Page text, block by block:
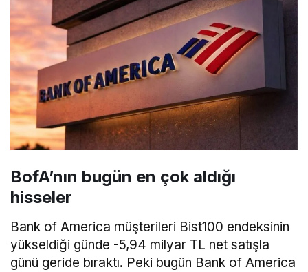
BofA’nın bugün en çok aldığı
hisseler
Bank of America müşterileri Bist100 endeksinin
yükseldiği günde -5,94 milyar TL net satışla
günü geride bıraktı. Peki bugün Bank of America